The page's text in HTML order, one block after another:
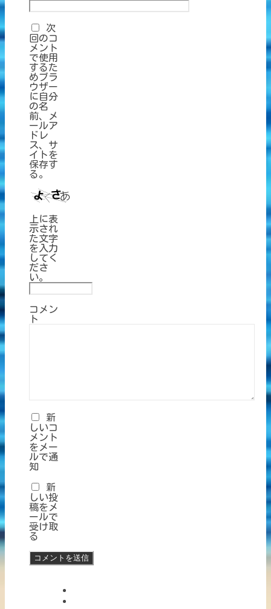
次
回のコ
メント
で使用
するた
めブラ
ウザー
に自分
の名
前、メ
ールア
ドレ
ス、サ
イトを
保存す
る。
上に表
示され
た文字
を入力
してく
ださ
い。
コメン
ト
新
しいコ
メント
をメー
ルで通
知
新
しい投
稿をメ
ールで
受け取
る